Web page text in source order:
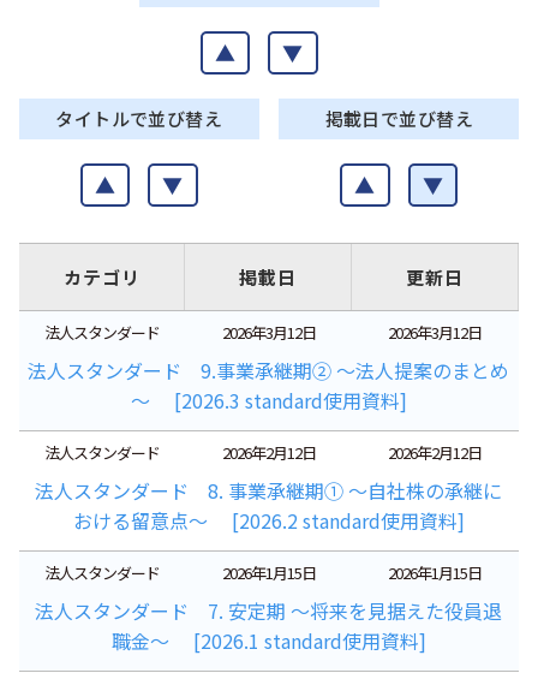
▲ ▼
タイトルで並び替え
▲ ▼
掲載日で並び替え
▲ ▼
カテゴリ 掲載日 更新日
法人スタンダード 2026年3月12日 2026年3月12日
法人スタンダード 9.事業承継期② ～法人提案のまとめ
～ [2026.3 standard使用資料]
法人スタンダード 2026年2月12日 2026年2月12日
法人スタンダード 8. 事業承継期① ～自社株の承継に
おける留意点～ [2026.2 standard使用資料]
法人スタンダード 2026年1月15日 2026年1月15日
法人スタンダード 7. 安定期 ～将来を見据えた役員退
職金～ [2026.1 standard使用資料]